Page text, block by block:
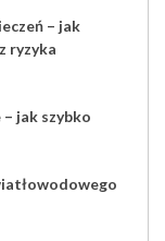
– jak
ryzyka
jak szybko